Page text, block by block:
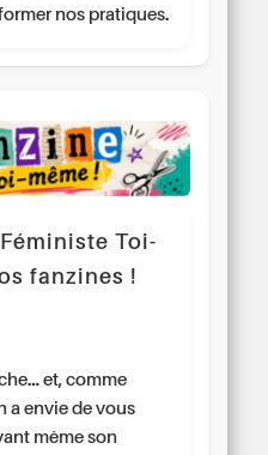
nos pratiques.
Toi-
fanzines !
et, comme
a envie de vous
même son